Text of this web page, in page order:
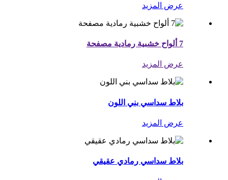
عرض المزيد
7 ألواح خشبية رمادية مصفحة
عرض المزيد
بلاط سداسي بني اللون
عرض المزيد
بلاط سداسي رمادي عقيقي